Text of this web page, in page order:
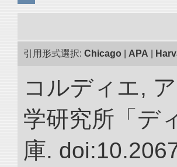
引用形式選択: Chicago APA
コルディエ,
学研究所「デ
庫.